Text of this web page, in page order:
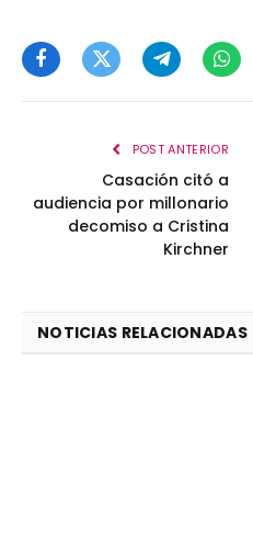
FacebookTwitterTelegram
POST ANTERIOR
Casación citó a
audiencia por millonario
decomiso a Cristina
Kirchner
NOTICIAS RELACIONADAS